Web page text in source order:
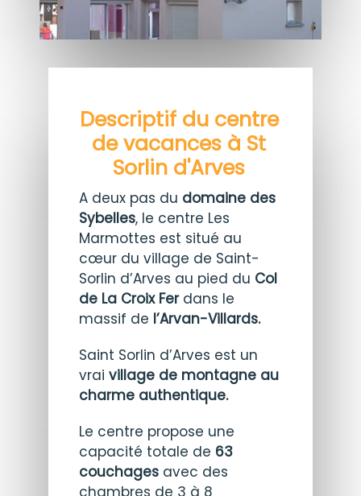
Descriptif du centre
de vacances à St
Sorlin d'Arves
A deux pas du domaine des
Sybelles, le centre Les
Marmottes est situé au
cœur du village de Saint-
Sorlin d’Arves au pied du Col
de La Croix Ferdans le
massif de l’Arvan-Villards.
Saint Sorlin d’Arves est un
vrai village de montagne au
charme authentique.
Le centre propose une
capacité totale de 63
couchagesavec des